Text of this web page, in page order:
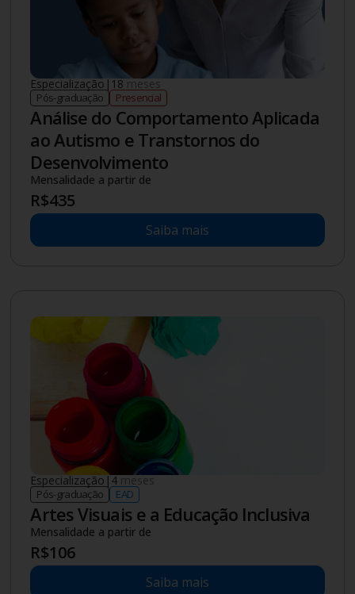
Especialização | 18 meses
Pós-graduação Presencial
Análise do Comportamento Aplicada
ao Autismo e Transtornos do
Desenvolvimento
Mensalidade a partir de
R$435
Saiba mais
Especialização|4 meses
Pós-graduação EAD
Artes Visuais e a Educação Inclusiva
Mensalidade a partir de
R$106
Saiba mais